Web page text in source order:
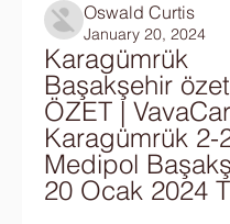
Oswald Curtis
January 20, 2024
Karagümrük
Başakşehir
ÖZET |
Karagümrük 2-
Medipol
20 Ocak 2024